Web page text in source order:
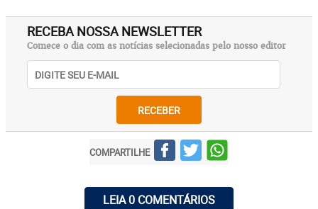
RECEBA NOSSA NEWSLETTER
Comece o dia com as notícias selecionadas pelo nosso editor
RECEBER
COMPARTILHE
LEIA 0 COMENTÁRIOS